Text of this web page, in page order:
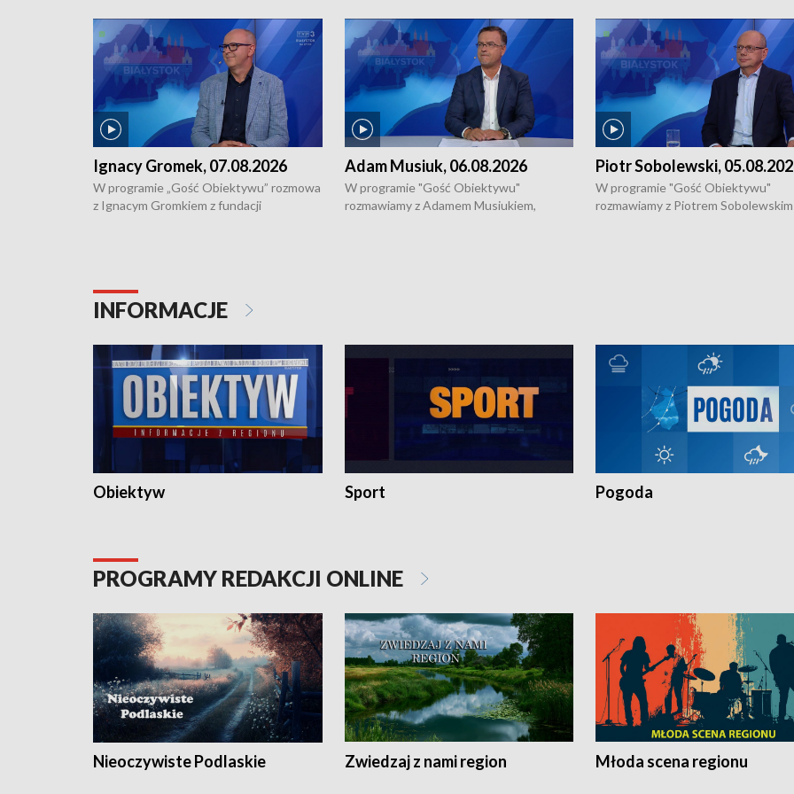
Ignacy Gromek, 07.08.2026
W programie „Gość Obiektywu” rozmowa
z Ignacym Gromkiem z fundacji
Adam Musiuk, 06.08.2026
W programie "Gość Obiektywu"
rozmawiamy z Adamem Musiukiem,
Piotr Sobolewski,
W programie "Gość Obiektywu"
rozmawiamy z Piotrem
INFORMACJE
Obiektyw Sport Pogoda
PROGRAMY REDAKCJI ONLINE
Nieoczywiste Podlaskie Zwiedzaj z nami region Młoda scena regionu